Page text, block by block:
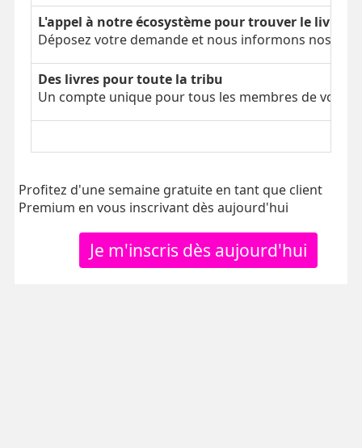
L'appel à notre écosystème pour trouver le livre
Déposez votre demande et nous informons nos
Des livres pour toute la tribu
Un compte unique pour tous les membres de votre
Profitez d'une semaine gratuite en tant que client
Premium en vous inscrivant dès aujourd'hui
Je m'inscris dès aujourd'hui